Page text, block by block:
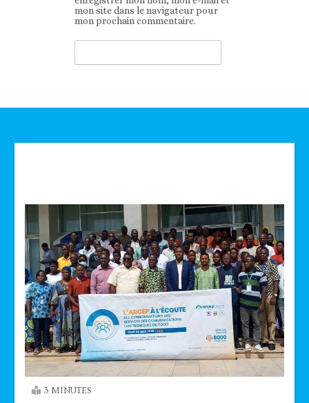
mon site dans le navigateur pour
mon prochain commentaire.
3 MINUTES